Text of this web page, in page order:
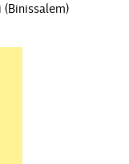
(Binissalem)